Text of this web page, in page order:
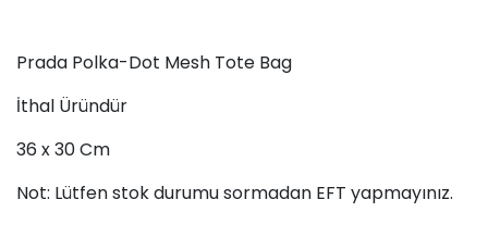
Prada Polka-Dot Mesh Tote Bag
İthal Üründür
36 x 30 Cm
Not: Lütfen stok durumu sormadan EFT yapmayınız.